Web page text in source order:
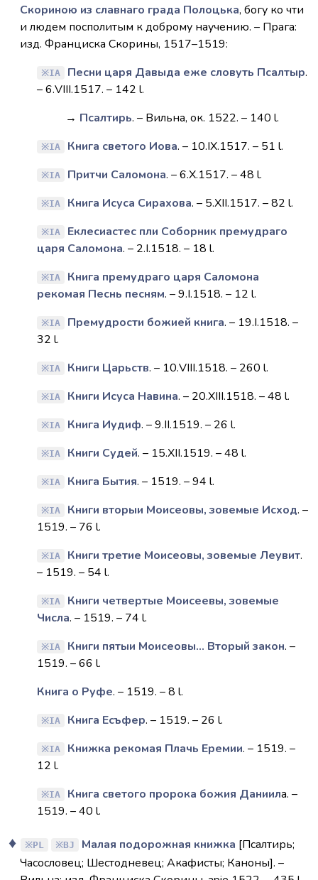
Скориною из славнаго града Полоцька, богу ко чти
и людем посполитым к доброму научению. – Прага:
изд. Франциска Скорины, 1517–1519:
IA Песни царя Давыда еже словуть Псалтыр.
– 6.VІІІ.1517. – 142 l.
→ Псалтирь. – Вильна, ок. 1522. – 140 l.
IA Книга светого Иова. – 10.ІХ.1517. – 51 l.
IA Притчи Саломона. – 6.Х.1517. – 48 l.
IA Книга Исуса Сирахова. – 5.ХІІ.1517. – 82 l.
IA
Еклесиастес пли Соборник премудраго
царя Саломона. – 2.I.1518. – 18 l.
IA
Книга премудраго царя Саломона
рекомая Песнь песням. – 9.I.1518. – 12 l.
IA Премудрости божией книга. – 19.I.1518. –
32 l.
IA Книги Царьств. – 10.VIII.1518. – 260 l.
IA Книги Исуса Навина. – 20.XIII.1518. – 48 l.
IA Книга Иудиф. – 9.II.1519. – 26 l.
IA Книги Судей. – 15.XII.1519. – 48 l.
IA Книга Бытия. – 1519. – 94 l.
IA Книги вторыи Моисеовы, зовемые Исход. –
1519. – 76 l.
IA Книги третие Моисеовы, зовемые Леувит.
– 1519. – 54 l.
IA
Книги четвертые Моисеевы, зовемые
Числа. – 1519. – 74 l.
IA Книги пятыи Моисеовы... Вторый закон. –
1519. – 66 l.
Книга о Руфе. – 1519. – 8 l.
IA Книга Есъфер. – 1519. – 26 l.
IA Книжка рекомая Плачь Еремии. – 1519. –
12 l.
IA Книга светого пророка божия Даниила. –
1519. – 40 l.
PL BJ Малая подорожная книжка [Псалтирь;
Часословец; Шестодневец; Акафисты; Каноны]. –